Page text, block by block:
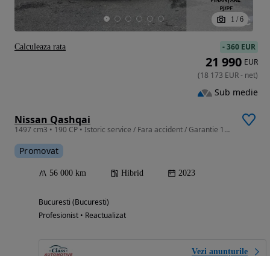
1 / 6
Nissan Qashqai
1497 cm3 • 190 CP • Istoric service / Fara accident / Garantie 12-36 Luni
Promovat
56 000 km Hibrid 2023
Bucuresti (Bucuresti)
Profesionist • Reactualizat
Vezi anunțurile
-360 EUR
21 990 EUR
(18 173 EUR- net)
Sub medie
Calculeaza rata